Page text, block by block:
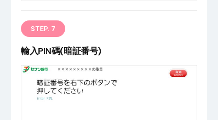
STEP. 7
輸入PIN碼(暗証番号)